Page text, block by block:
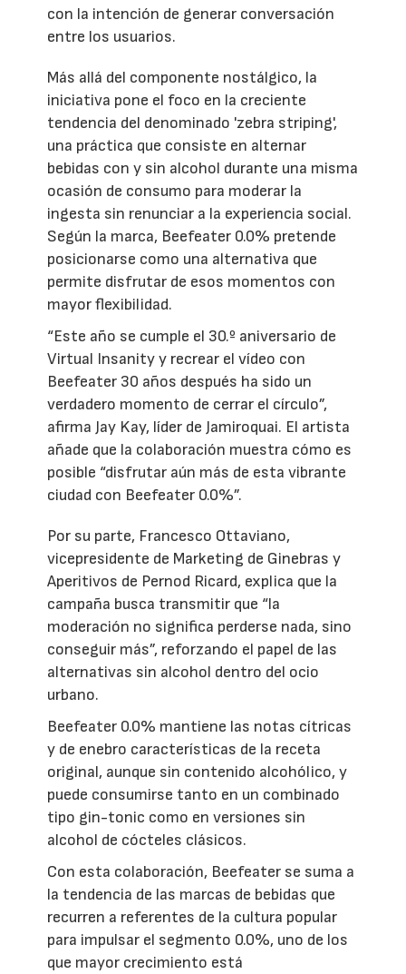
con la intención de generar conversación
entre los usuarios.
Más allá del componente nostálgico, la
iniciativa pone el foco en la creciente
tendencia del denominado 'zebra striping',
una práctica que consiste en alternar
bebidas con y sin alcohol durante una misma
ocasión de consumo para moderar la
ingesta sin renunciar a la experiencia social.
Según la marca, Beefeater 0.0% pretende
posicionarse como una alternativa que
permite disfrutar de esos momentos con
mayor flexibilidad.
“Este año se cumple el 30.º aniversario de
Virtual Insanity y recrear el vídeo con
Beefeater 30 años después ha sido un
verdadero momento de cerrar el círculo”,
afirma Jay Kay, líder de Jamiroquai. El artista
añade que la colaboración muestra cómo es
posible “disfrutar aún más de esta vibrante
ciudad con Beefeater 0.0%”.
Por su parte, Francesco Ottaviano,
vicepresidente de Marketing de Ginebras y
Aperitivos de Pernod Ricard, explica que la
campaña busca transmitir que “la
moderación no significa perderse nada, sino
conseguir más”, reforzando el papel de las
alternativas sin alcohol dentro del ocio
urbano.
Beefeater 0.0% mantiene las notas cítricas
y de enebro características de la receta
original, aunque sin contenido alcohólico, y
puede consumirse tanto en un combinado
tipo gin-tonic como en versiones sin
alcohol de cócteles clásicos.
Con esta colaboración, Beefeater se suma a
la tendencia de las marcas de bebidas que
recurren a referentes de la cultura popular
para impulsar el segmento 0.0%, uno de los
que mayor crecimiento está